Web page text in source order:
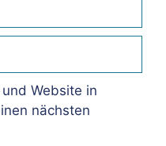
Website in
nächsten